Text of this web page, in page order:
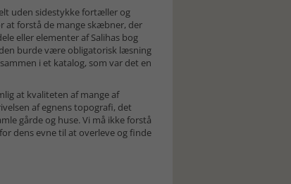
uden sidestykke fortæller og
at forstå de mange skæbner, der
eller elementer af Salihas bog
burde være obligatorisk læsning
i et katalog, som var det en
at kvaliteten af mange af
af egnens topografi, det
gårde og huse. Vi må ikke forstå
dens evne til at overleve og finde